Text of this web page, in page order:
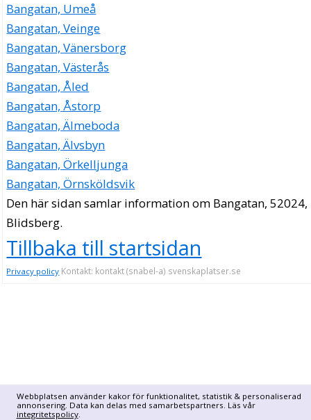
Webbplatsen använder kakor för funktionalitet, statistik & personaliserad
annonsering. Data kan delas med samarbetspartners. Läs vår
integritetspolicy.
Bangatan, Umeå
Bangatan, Veinge
Bangatan, Vänersborg
Bangatan, Västerås
Bangatan, Åled
Bangatan, Åstorp
Bangatan, Älmeboda
Bangatan, Älvsbyn
Bangatan, Örkelljunga
Bangatan, Örnsköldsvik
Den här sidan samlar information om Bangatan, 52024,
Blidsberg.
Tillbaka till startsidan
Privacy policy Kontakt: kontakt (snabel-a) svenskaplatser.se